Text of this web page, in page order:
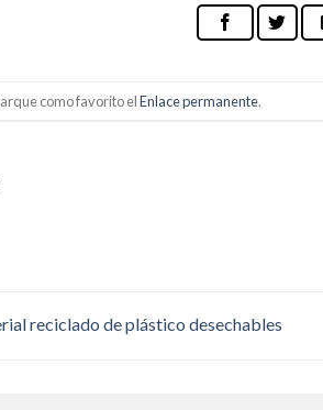
como favorito elEnlace permanente.
reciclado de plástico desechables